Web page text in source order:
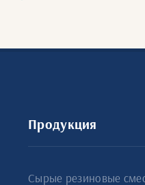
Продукция
Сырые резиновые